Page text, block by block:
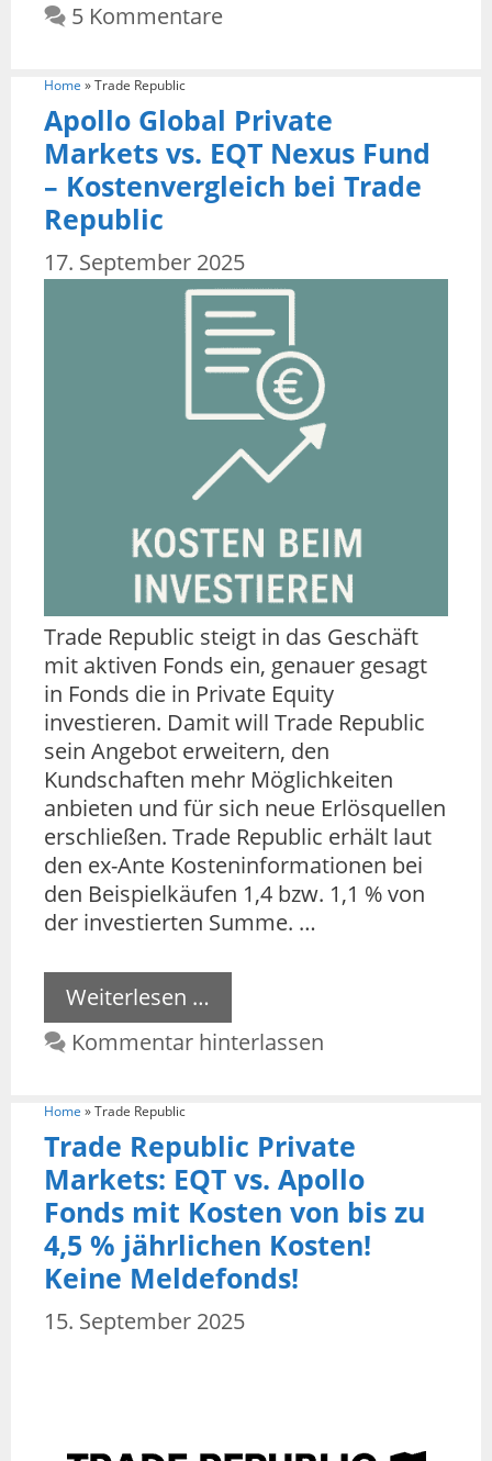
5 Kommentare
Home »Trade Republic
Apollo Global Private
Markets vs. EQT Nexus Fund
– Kostenvergleich bei Trade
Republic
17. September 2025
Trade Republic steigt in das Geschäft
mit aktiven Fonds ein, genauer gesagt
in Fonds die in Private Equity
investieren. Damit will Trade Republic
sein Angebot erweitern, den
Kundschaften mehr Möglichkeiten
anbieten und für sich neue Erlösquellen
erschließen. Trade Republic erhält laut
den ex-Ante Kosteninformationen bei
den Beispielkäufen 1,4 bzw. 1,1 % von
der investierten Summe. …
Weiterlesen …
Kommentar hinterlassen
Home »Trade Republic
Trade Republic Private
Markets: EQT vs. Apollo
Fonds mit Kosten von bis zu
4,5 % jährlichen Kosten!
Keine Meldefonds!
15. September 2025